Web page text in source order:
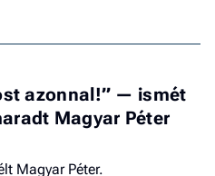
azonnal!” — ismét
Magyar Péter
Magyar Péter.